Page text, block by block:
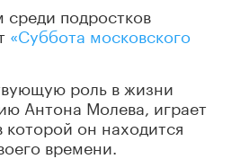
подростков
«Суббота московского
роль в жизни
Антона Молева, играет
он находится
времени.